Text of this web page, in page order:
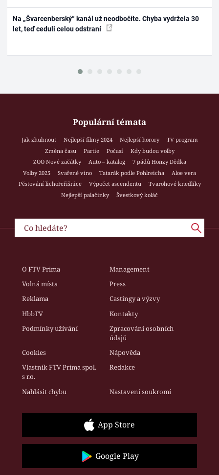
Na „Švarcenberský“ kanál už neodbočíte. Chyba vydržela 30
let, teď ceduli celou odstraní
Populární témata
Jak zhubnout Nejlepší filmy 2024 Nejlepší horory
TV program
Změna času
Partie Počasí
Kdy budou volby
ZOO Nové začátky
Auto – katalog
7 pádů Honzy Dědka
Volby 2025
Svařené víno Tatarák podle Pohlreicha
Aloe vera
Pěstování lichořeřišnice
Výpočet ascendentu
Tvarohové knedlíky
Nejlepší palačinky
Švestkový koláč
O FTV Prima
Management
Volná místa
Press
Reklama
Castingy a výzvy
HbbTV
Kontakty
Podmínky užívání
Zpracování osobních
údajů
Cookies
Nápověda
Vlastník FTV Prima spol.
s r.o.
Redakce
Nahlásit chybu Nastavení soukromí
App Store
Google Play